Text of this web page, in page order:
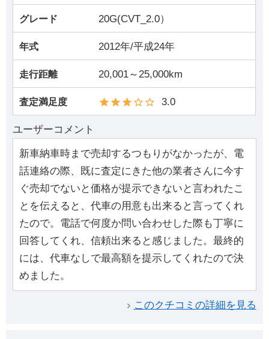
グレード 20G(CVT_2.0）
年式 2012年/平成24年
走行距離 20,001～25,000km
査定満足度 3.0
ユーザーコメント
新車納車時まで売却するつもりがなかったが、電
話連絡の際、既に査定にきた他の業者さんに今す
ぐ売却でないと価格が提示できないと言われたこ
とを伝えると、代車の用意も出来ると言ってくれ
たので。電話で何度か問い合わせした際も丁寧に
回答してくれ、信頼出来ると感じました。最終的
には、代車なしで最高額を提示してくれたので決
めました。
このクチコミの詳細を見る